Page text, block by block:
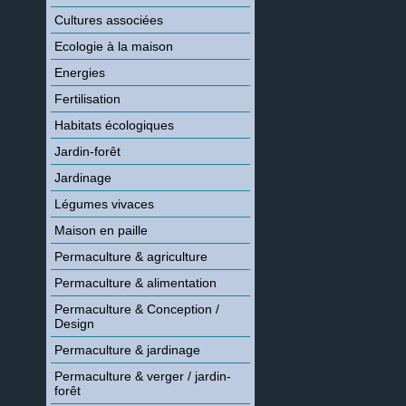
Cultures associées
Ecologie à la maison
Energies
Fertilisation
Habitats écologiques
Jardin-forêt
Jardinage
Légumes vivaces
Maison en paille
Permaculture & agriculture
Permaculture & alimentation
Permaculture & Conception /
Design
Permaculture & jardinage
Permaculture & verger / jardin-
forêt